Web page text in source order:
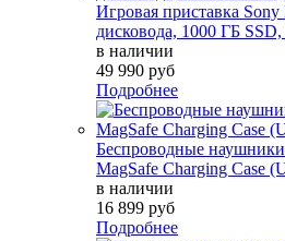
Игровая приставка Sony
дисковода, 1000 ГБ
в наличии
49 990 руб
Подробнее
Беспроводные
MagSafe Charging Case
в наличии
16 899 руб
Подробнее